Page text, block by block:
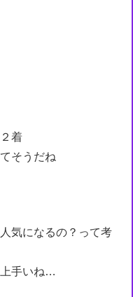
着
そうだね
気になるの？って考
手いね…